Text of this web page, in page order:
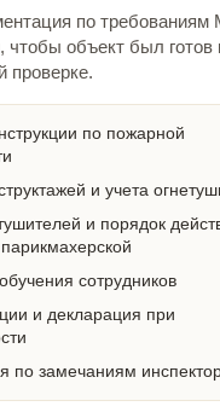
по
чтобы объект был готов
проверке.
по пожарной
и учета
и порядок
сотрудников
и декларация при
по замечаниям